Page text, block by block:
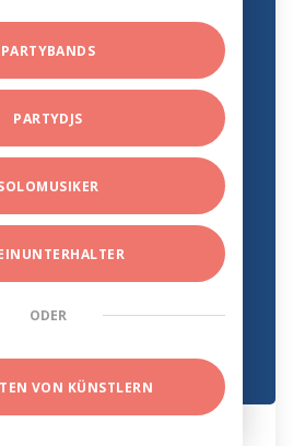
PARTYBANDS
PARTYDJS
ODER
VON KÜNSTLERN